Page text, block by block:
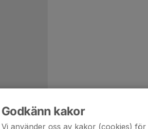
Godkänn kakor
Vi använder oss av kakor (cookies)